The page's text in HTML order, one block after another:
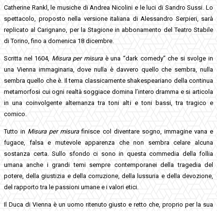
Catherine Rankl, le musiche di Andrea Nicolini e le luci di Sandro Sussi. Lo
spettacolo, proposto nella versione italiana di Alessandro Serpieri, sarà
replicato al Carignano, per la Stagione in abbonamento del Teatro Stabile
di Torino, fino a domenica 18 dicembre.
Scritta nel 1604, Misura per misuraè una “dark comedy” che si svolge in
una Vienna immaginaria, dove nulla è davvero quello che sembra, nulla
sembra quello che è. Il tema classicamente shakespeariano della continua
metamorfosi cui ogni realtà soggiace domina l’intero dramma e si articola
in una coinvolgente alternanza tra toni alti e toni bassi, tra tragico e
comico.
Tutto in Misura per misura finisce col diventare sogno, immagine vana e
fugace, falsa e mutevole apparenza che non sembra celare alcuna
sostanza certa. Sullo sfondo ci sono in questa commedia della follia
umana anche i grandi temi sempre contemporanei della tragedia del
potere, della giustizia e della corruzione, della lussuria e della devozione,
del rapporto tra le passioni umane e i valori etici.
Il Duca di Vienna è un uomo ritenuto giusto e retto che, proprio per la sua